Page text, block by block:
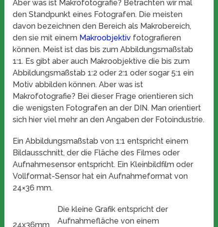
Aber was ist Makrofotografie? Betrachten wir mal
den Standpunkt eines Fotografen. Die meisten
davon bezeichnen den Bereich als Makrobereich,
den sie mit einem Makroobjektiv fotografieren
können. Meist ist das bis zum Abbildungsmaßstab
1:1. Es gibt aber auch Makroobjektive die bis zum
Abbildungsmaßstab 1:2 oder 2:1 oder sogar 5:1 ein
Motiv abbilden können. Aber was ist
Makrofotografie? Bei dieser Frage orientieren sich
die wenigsten Fotografen an der DIN. Man orientiert
sich hier viel mehr an den Angaben der Fotoindustrie.
Ein Abbildungsmaßstab von 1:1 entspricht einem
Bildausschnitt, der die Fläche des Filmes oder
Aufnahmesensor entspricht. Ein Kleinbildfilm oder
Vollformat-Sensor hat ein Aufnahmeformat von
24×36 mm.
24x36mm
Die kleine Grafik entspricht der
Aufnahmefläche von einem